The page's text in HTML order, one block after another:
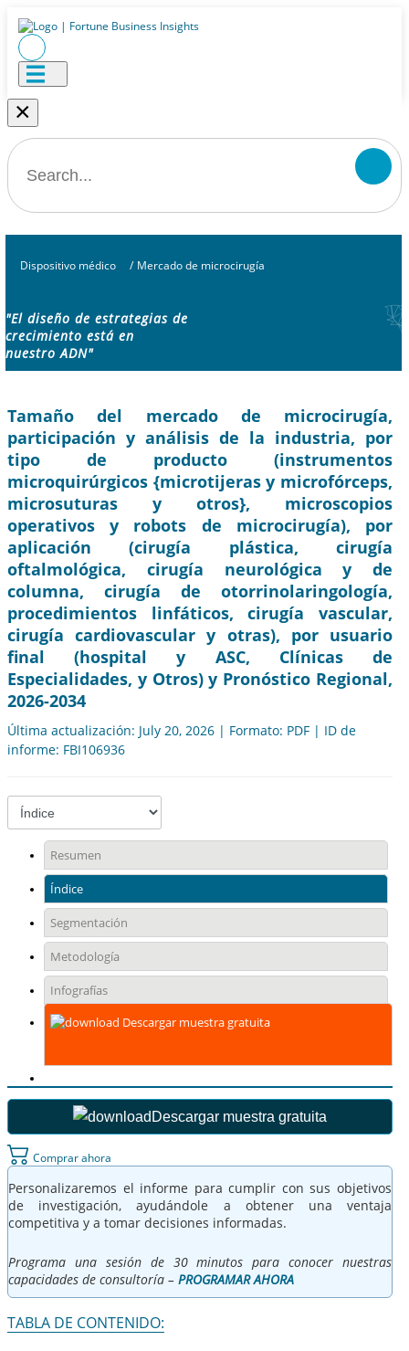
×
Dispositivo médico / Mercado de microcirugía
"El diseño de estrategias de
crecimiento está en
nuestro ADN"
Tamaño del mercado de microcirugía,
participación y análisis de la industria, por
tipo de producto (instrumentos
microquirúrgicos {microtijeras y microfórceps,
microsuturas y otros}, microscopios
operativos y robots de microcirugía), por
aplicación (cirugía plástica, cirugía
oftalmológica, cirugía neurológica y de
columna, cirugía de otorrinolaringología,
procedimientos linfáticos, cirugía vascular,
cirugía cardiovascular y otras), por usuario
final (hospital y ASC, Clínicas de
Especialidades, y Otros) y Pronóstico Regional,
2026-2034
Última actualización: July 20, 2026 | Formato: PDF | ID de
informe: FBI106936
Resumen
Índice
Segmentación
Metodología
Infografías
Descargar muestra gratuita
Descargar muestra gratuita
Comprar ahora
Personalizaremos el informe para cumplir con sus objetivos
de investigación, ayudándole a obtener una ventaja
competitiva y a tomar decisiones informadas.
Programa una sesión de 30 minutos para conocer nuestras
capacidades de consultoría – PROGRAMAR AHORA
TABLA DE CONTENIDO: